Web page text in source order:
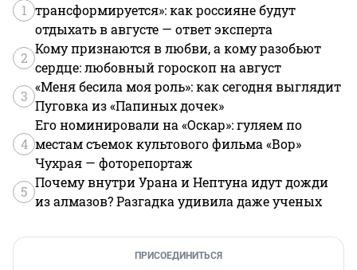
1 трансформируется»: как россияне будут
отдыхать в августе — ответ эксперта
2
Кому признаются в любви, а кому разобьют
сердце: любовный гороскоп на август
3
«Меня бесила моя роль»: как сегодня выглядит
Пуговка из «Папиных дочек»
4
Его номинировали на «Оскар»: гуляем по
местам съемок культового фильма «Вор»
Чухрая — фоторепортаж
5
Почему внутри Урана и Нептуна идут дожди
из алмазов? Разгадка удивила даже ученых
ПРИСОЕДИНИТЬСЯ